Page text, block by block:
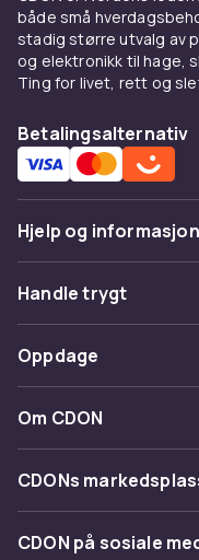
både små
stadig større utvalg av
og elektronikk til hage,
Ting for livet, rett og
Betalingsalternativ
Hjelp og informasjon
Vanlige spørsmål
Spor pakke
Angre & returner her
Kontakt oss
Handle trygt
Betaling
Levering
Tilbakekallinger
Oppdage
Kategorier
Varemerker
Om CDON
Om oss
Kundeanmeldelser
CDONs
Merchant Help
CDON på sosiale